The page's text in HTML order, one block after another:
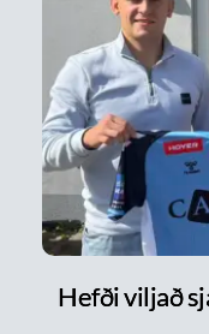
Hefði viljað